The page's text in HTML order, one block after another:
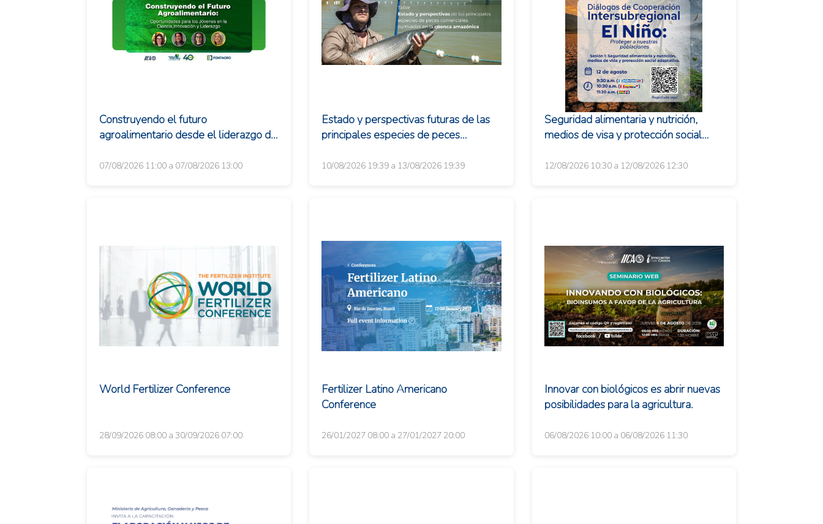
Construyendo el futuro
agroalimentario desde el liderazgo de
07/08/2026 11:00 a 07/08/2026 13:00
Estado y perspectivas futuras de las
principales especies de peces
amazónica
10/08/2026 19:39 a 13/08/2026 19:39
Seguridad alimentaria y nutrición,
medios de visa y protección social
12/08/2026 10:30 a 12/08/2026 12:30
World Fertilizer Conference
28/09/2026 08:00 a 30/09/2026 07:00
Fertilizer Latino Americano
Conference
26/01/2027 08:00 a 27/01/2027 20:00
Innovar con biológicos es abrir nuevas
posibilidades para la agricultura.
06/08/2026 10:00 a 06/08/2026 11:30